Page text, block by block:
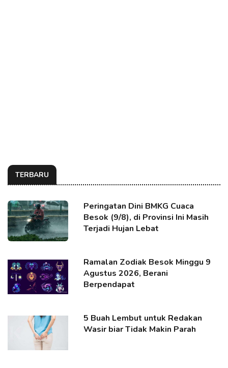
TERBARU
Peringatan Dini BMKG Cuaca
Besok (9/8), di Provinsi Ini Masih
Terjadi Hujan Lebat
Ramalan Zodiak Besok Minggu 9
Agustus 2026, Berani
Berpendapat
5 Buah Lembut untuk Redakan
Wasir biar Tidak Makin Parah